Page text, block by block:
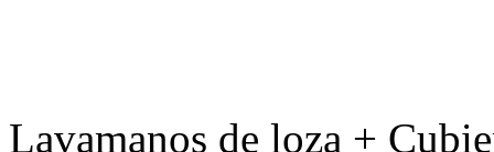
Lavamanos de loza +